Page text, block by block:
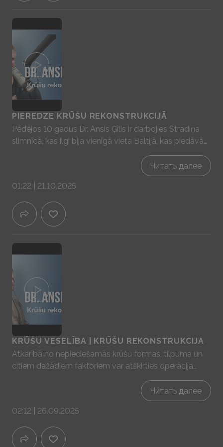
PIEREDZE KRŪŠU REKONSTRUKCIJĀ
Pēdējos 10 gadus Dr. Ansis Ģīlis ir darbojies Stradiņa
slimnīcā, kas ilgi bija vienīgā vieta Baltijā, kas piedāvā
regulāras krūts rekonstrukcijas operācijas. Ne tikai
izglītība un ģimenes saiknes ar plastisko ķirurģiju, bet
arī darbs Stradiņa slimnīcā ir sasaistījušas Dr. Ansi Ģīli ar
krūšu operācijām sniedzot sievietēm pilnvērtīgu dzīvi
pēc krūts vēža.
Читать далее
01:22 | 21.10.2025
KRŪŠU VESELĪBA | KRŪŠU REKONSTRUKCIJA
Atkarībā no nepieciešamās krūšu formas, tilpuma un
citiem dažādiem faktoriem var atšķirties operācija
kāda tiek veikta, lai atjaunotu krūtis pēc
mastektomijas. Tā var būt vienkārša implantu
ievietošanas operācija, vai arī savu audu pārvietošana
un pārstādīšana izmantojot mikroķiruģijas metodes.
Atkarībā no katra pacienta individuālās situācijas ir
iespējams vienas operācijas laikā izņemt audzēju un
Читать далее
02:12 | 26.09.2025